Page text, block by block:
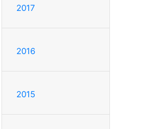
2017
2016
2015